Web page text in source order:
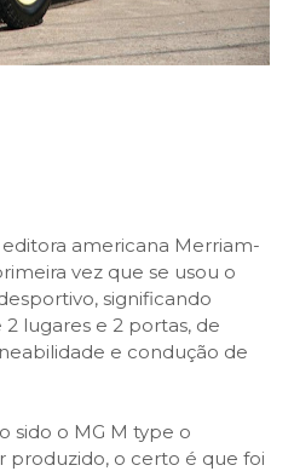
americana Merriam-
vez que se usou o
significando
lugares e 2 portas, de
e condução de
sido o MG M type o
produzido, o certo é que foi